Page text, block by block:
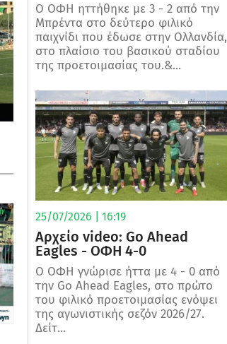
Ο ΟΦΗ ηττήθηκε με 3 - 2 από την
Μπρέντα στο δεύτερο φιλικό
παιχνίδι που έδωσε στην Ολλανδία,
στο πλαίσιο του βασικού σταδίου
της προετοιμασίας του.&...
25/07/2026 | 16:19
Αρχείο video: Go Ahead
Eagles - ΟΦΗ 4-0
Ο ΟΦΗ γνώρισε ήττα με 4 - 0 από
την Go Ahead Eagles, στο πρώτο
του φιλικό προετοιμασίας ενόψει
της αγωνιστικής σεζόν 2026/27.
Δείτ...